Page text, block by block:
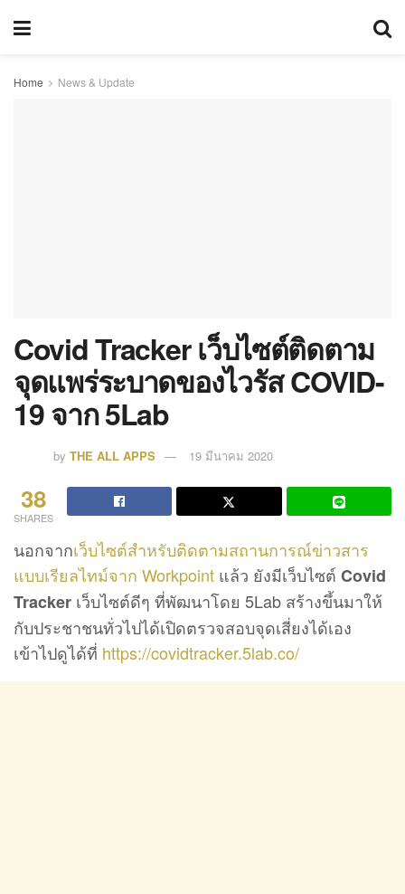
Home News & Update
Covid Tracker เว็บไซต์ติดตาม
จุดแพร่ระบาดของไวรัส COVID-
19 จาก 5Lab
by THE ALL APPS 19 มีนาคม 2020
38
SHARES
นอกจากเว็บไซต์สำหรับติดตามสถานการณ์ข่าวสาร
แบบเรียลไทม์จาก Workpoint แล้ว ยังมีเว็บไซต์ Covid
Tracker เว็บไซต์ดีๆ ที่พัฒนาโดย 5Lab สร้างขึ้นมาให้
กับประชาชนทั่วไปได้เปิดตรวจสอบจุดเสี่ยงได้เอง
เข้าไปดูได้ที่ https://covidtracker.5lab.co/